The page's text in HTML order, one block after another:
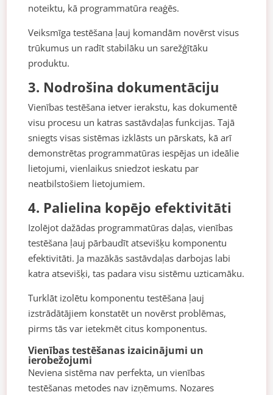
noteiktu, kā programmatūra reaģēs.
Veiksmīga testēšana ļauj komandām novērst visus
trūkumus un radīt stabilāku un sarežģītāku
produktu.
3. Nodrošina dokumentāciju
Vienības testēšana ietver ierakstu, kas dokumentē
visu procesu un katras sastāvdaļas funkcijas. Tajā
sniegts visas sistēmas izklāsts un pārskats, kā arī
demonstrētas programmatūras iespējas un ideālie
lietojumi, vienlaikus sniedzot ieskatu par
neatbilstošiem lietojumiem.
4. Palielina kopējo efektivitāti
Izolējot dažādas programmatūras daļas, vienības
testēšana ļauj pārbaudīt atsevišķu komponentu
efektivitāti. Ja mazākās sastāvdaļas darbojas labi
katra atsevišķi, tas padara visu sistēmu uzticamāku.
Turklāt izolētu komponentu testēšana ļauj
izstrādātājiem konstatēt un novērst problēmas,
pirms tās var ietekmēt citus komponentus.
Vienības testēšanas izaicinājumi un
ierobežojumi
Neviena sistēma nav perfekta, un vienības
testēšanas metodes nav izņēmums. Nozares